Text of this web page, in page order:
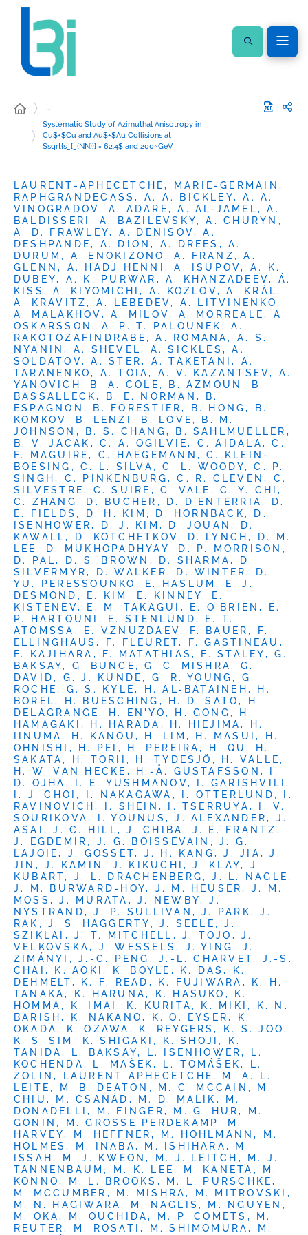
…
Systematic Study of Azimuthal Anisotropy in
Cu$+$Cu and Au$+$Au Collisions at
$sqrt{s_{_{NN}}} = 62.4$ and 200~GeV
LAURENT-APHECETCHE, MARIE-GERMAIN,
RAPHGRANDECASS, A. A. BICKLEY, A. A.
VINOGRADOV, A. ADARE, A. AL-JAMEL, A.
BALDISSERI, A. BAZILEVSKY, A. CHURYN,
A. D. FRAWLEY, A. DENISOV, A.
DESHPANDE, A. DION, A. DREES, A.
DURUM, A. ENOKIZONO, A. FRANZ, A.
GLENN, A. HADJ HENNI, A. ISUPOV, A. K.
DUBEY, A. K. PURWAR, A. KHANZADEEV, Á.
KISS, A. KIYOMICHI, A. KOZLOV, A. KRÁL,
A. KRAVITZ, A. LEBEDEV, A. LITVINENKO,
A. MALAKHOV, A. MILOV, A. MORREALE, A.
OSKARSSON, A. P. T. PALOUNEK, A.
RAKOTOZAFINDRABE, A. ROMANA, A. S.
NYANIN, A. SHEVEL, A. SICKLES, A.
SOLDATOV, A. STER, A. TAKETANI, A.
TARANENKO, A. TOIA, A. V. KAZANTSEV, A.
YANOVICH, B. A. COLE, B. AZMOUN, B.
BASSALLECK, B. E. NORMAN, B.
ESPAGNON, B. FORESTIER, B. HONG, B.
KOMKOV, B. LENZI, B. LOVE, B. M.
JOHNSON, B. S. CHANG, B. SAHLMUELLER,
B. V. JACAK, C. A. OGILVIE, C. AIDALA, C.
F. MAGUIRE, C. HAEGEMANN, C. KLEIN-
BOESING, C. L. SILVA, C. L. WOODY, C. P.
SINGH, C. PINKENBURG, C. R. CLEVEN, C.
SILVESTRE, C. SUIRE, C. VALE, C. Y. CHI,
C. ZHANG, D. BUCHER, D. D'ENTERRIA, D.
E. FIELDS, D. H. KIM, D. HORNBACK, D.
ISENHOWER, D. J. KIM, D. JOUAN, D.
KAWALL, D. KOTCHETKOV, D. LYNCH, D. M.
LEE, D. MUKHOPADHYAY, D. P. MORRISON,
D. PAL, D. S. BROWN, D. SHARMA, D.
SILVERMYR, D. WALKER, D. WINTER, D.
YU. PERESSOUNKO, E. HASLUM, E. J.
DESMOND, E. KIM, E. KINNEY, E.
KISTENEV, E. M. TAKAGUI, E. O'BRIEN, E.
P. HARTOUNI, E. STENLUND, E. T.
ATOMSSA, E. VZNUZDAEV, F. BAUER, F.
ELLINGHAUS, F. FLEURET, F. GASTINEAU,
F. KAJIHARA, F. MATATHIAS, F. STALEY, G.
BAKSAY, G. BUNCE, G. C. MISHRA, G.
DAVID, G. J. KUNDE, G. R. YOUNG, G.
ROCHE, G. S. KYLE, H. AL-BATAINEH, H.
BOREL, H. BUESCHING, H. D. SATO, H.
DELAGRANGE, H. EN'YO, H. GONG, H.
HAMAGAKI, H. HARADA, H. HIEJIMA, H.
IINUMA, H. KANOU, H. LIM, H. MASUI, H.
OHNISHI, H. PEI, H. PEREIRA, H. QU, H.
SAKATA, H. TORII, H. TYDESJÖ, H. VALLE,
H. W. VAN HECKE, H.-Å. GUSTAFSSON, I.
D. OJHA, I. E. YUSHMANOV, I. GARISHVILI,
I. J. CHOI, I. NAKAGAWA, I. OTTERLUND, I.
RAVINOVICH, I. SHEIN, I. TSERRUYA, I. V.
SOURIKOVA, I. YOUNUS, J. ALEXANDER, J.
ASAI, J. C. HILL, J. CHIBA, J. E. FRANTZ,
J. EGDEMIR, J. G. BOISSEVAIN, J. G.
LAJOIE, J. GOSSET, J. H. KANG, J. JIA, J.
JIN, J. KAMIN, J. KIKUCHI, J. KLAY, J.
KUBART, J. L. DRACHENBERG, J. L. NAGLE,
J. M. BURWARD-HOY, J. M. HEUSER, J. M.
MOSS, J. MURATA, J. NEWBY, J.
NYSTRAND, J. P. SULLIVAN, J. PARK, J.
RAK, J. S. HAGGERTY, J. SEELE, J.
SZIKLAI, J. T. MITCHELL, J. TOJO, J.
VELKOVSKA, J. WESSELS, J. YING, J.
ZIMÁNYI, J.-C. PENG, J.-L. CHARVET, J.-S.
CHAI, K. AOKI, K. BOYLE, K. DAS, K.
DEHMELT, K. F. READ, K. FUJIWARA, K. H.
TANAKA, K. HARUNA, K. HASUKO, K.
HOMMA, K. IMAI, K. KURITA, K. MIKI, K. N.
BARISH, K. NAKANO, K. O. EYSER, K.
OKADA, K. OZAWA, K. REYGERS, K. S. JOO,
K. S. SIM, K. SHIGAKI, K. SHOJI, K.
TANIDA, L. BAKSAY, L. ISENHOWER, L.
KOCHENDA, L. MAŠEK, L. TOMÁŠEK, L.
ZOLIN, LAURENT APHECETCHE, M. A. L.
LEITE, M. B. DEATON, M. C. MCCAIN, M.
CHIU, M. CSANÁD, M. D. MALIK, M.
DONADELLI, M. FINGER, M. G. HUR, M.
GONIN, M. GROSSE PERDEKAMP, M.
HARVEY, M. HEFFNER, M. HOHLMANN, M.
HOLMES, M. INABA, M. ISHIHARA, M.
ISSAH, M. J. KWEON, M. J. LEITCH, M. J.
TANNENBAUM, M. K. LEE, M. KANETA, M.
KONNO, M. L. BROOKS, M. L. PURSCHKE,
M. MCCUMBER, M. MISHRA, M. MITROVSKI,
M. N. HAGIWARA, M. NAGLIS, M. NGUYEN,
M. OKA, M. OUCHIDA, M. P. COMETS, M.
REUTER, M. ROSATI, M. SHIMOMURA, M.